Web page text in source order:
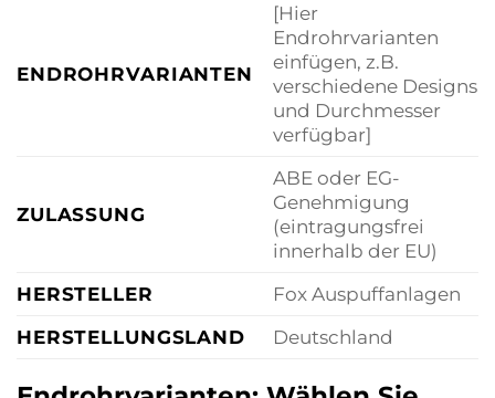
ENDROHRVARIANTEN
[Hier
Endrohrvarianten
einfügen, z.B.
verschiedene Designs
und Durchmesser
verfügbar]
ZULASSUNG
ABE oder EG-
Genehmigung
(eintragungsfrei
innerhalb der EU)
HERSTELLER
Fox Auspuffanlagen
HERSTELLUNGSLAND
Deutschland